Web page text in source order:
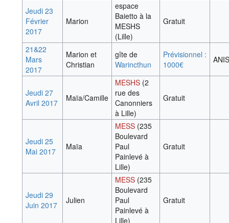
Jeudi 23
Février
2017
Marion
espace
Baietto à la
MESHS
(Lille)
Gratuit
21&22
Mars
2017
Marion et
Christian
gîte de
Warincthun
Prévisionnel :
1000€
ANIS
Jeudi 27
Avril 2017
Maïa/Camille
MESHS(2
rue des
Canonniers
à Lille)
Gratuit
Jeudi 25
Mai 2017
Maïa
MESS(235
Boulevard
Paul
Painlevé à
Lille)
Gratuit
Jeudi 29
Juin 2017
Julien
MESS(235
Boulevard
Paul
Painlevé à
Lille)
Gratuit